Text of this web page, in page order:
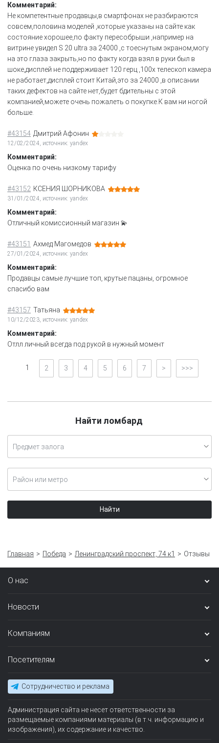
Комментарий:
Не компетентные продавцы,в смартфонах не разбираются
совсем,половина моделей ,которые указаны на сайте как
состояние хорошее,по факту пересобрыши ,например на
витрине увидел S 20 ultra за 24000 ,с тоеснутым экраном,могу
на это глаза закрыть,но по факту когда взял в руки был в
шоке,дисплей не поддерживает 120 герц ,100х телескоп камера
не работает,дисплей стоит Китай,это за 24000 ,в описании
таких дефектов на сайте нет,будет бдительны с этой
компанией,можете очень пожалеть о покупке.К вам ни ногой
больше.
#43154 Дмитрий Афонин
12/02/2024, источник: yandex
Комментарий:
Оценка по очень низкому тарифу
#43152 КСЕНИЯ ШОРНИКОВА
31/01/2024, источник: yandex
Комментарий:
Отличный комиссионный магазин 💫
#43151 Ахмед Магомедов
27/01/2024, источник: yandex
Комментарий:
Продавцы самые лучшие топ, крутые пацаны, огромное
спасибо вам
#43157 Татьяна
10/12/2023, источник: yandex
Комментарий:
Отлл личный всегда под рукой в нужный момент
1 2 3 4 5 6 7 > >>>
Найти ломбард
Предмет залога
Район или метро
Найти
Главная Победа Ленинградский проспект, 74 к1 Отзывы
О нас
Новости
Компаниям
Посетителям
Сотрудничество и реклама
Администрация сайта не несет ответственности за
размещаемые компаниями материалы (в т.ч. информацию и
изображения), их содержание и качество.